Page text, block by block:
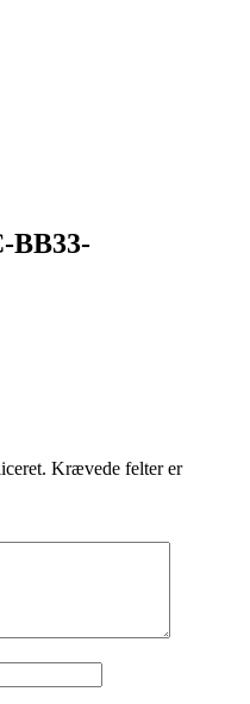
BB33-
Krævede felter er